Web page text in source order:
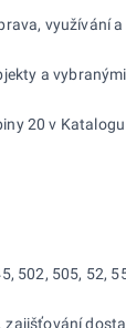
a
20 v
505,